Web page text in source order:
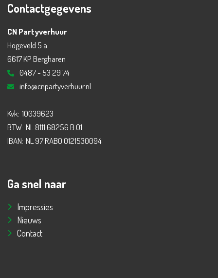
Contactgegevens
CN Partyverhuur
Hogeveld 5 a
6617 KP Bergharen
0487 - 53 29 74
info@cnpartyverhuur.nl
Kvk: 10039623
BTW: NL 8111 68256 B 01
IBAN: NL 97 RABO 0121530094
Ga snel naar
Impressies
Nieuws
Contact